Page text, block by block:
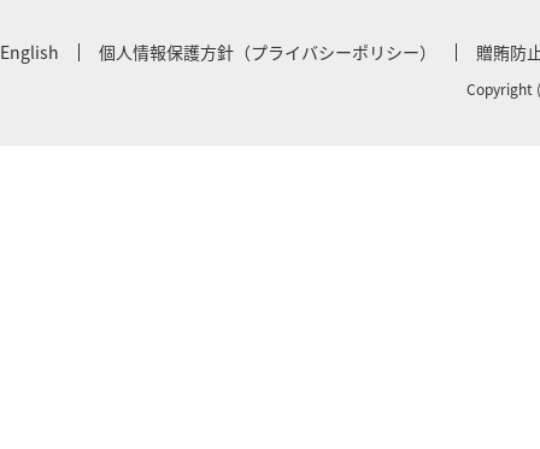
English 個人情報保護方針（プライバシーポリシー） 贈賄防
Copyright